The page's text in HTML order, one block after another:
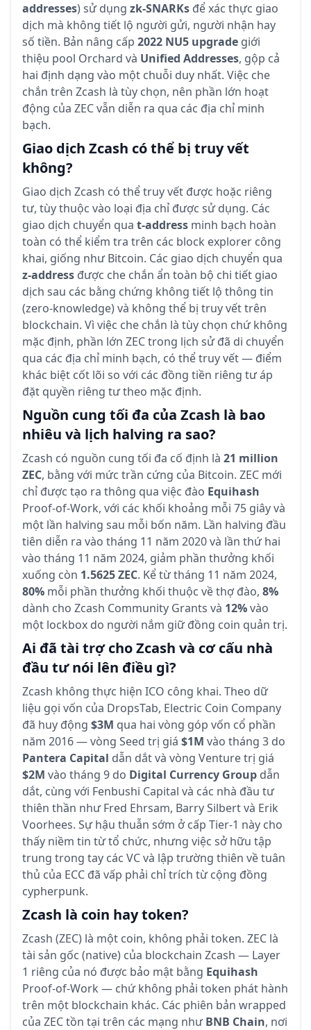
addresses) sử dụng zk-SNARKs để xác thực giao
dịch mà không tiết lộ người gửi, người nhận hay
số tiền. Bản nâng cấp 2022 NU5 upgrade giới
thiệu pool Orchard và Unified Addresses, gộp cả
hai định dạng vào một chuỗi duy nhất. Việc che
chắn trên Zcash là tùy chọn, nên phần lớn hoạt
động của ZEC vẫn diễn ra qua các địa chỉ minh
bạch.
Giao dịch Zcash có thể bị truy vết
không?
Giao dịch Zcash có thể truy vết được hoặc riêng
tư, tùy thuộc vào loại địa chỉ được sử dụng. Các
giao dịch chuyển qua t-address minh bạch hoàn
toàn có thể kiểm tra trên các block explorer công
khai, giống như Bitcoin. Các giao dịch chuyển qua
z-address được che chắn ẩn toàn bộ chi tiết giao
dịch sau các bằng chứng không tiết lộ thông tin
(zero-knowledge) và không thể bị truy vết trên
blockchain. Vì việc che chắn là tùy chọn chứ không
mặc định, phần lớn ZEC trong lịch sử đã di chuyển
qua các địa chỉ minh bạch, có thể truy vết — điểm
khác biệt cốt lõi so với các đồng tiền riêng tư áp
đặt quyền riêng tư theo mặc định.
Nguồn cung tối đa của Zcash là bao
nhiêu và lịch halving ra sao?
Zcash có nguồn cung tối đa cố định là 21 million
ZEC, bằng với mức trần cứng của Bitcoin. ZEC mới
chỉ được tạo ra thông qua việc đào Equihash
Proof-of-Work, với các khối khoảng mỗi 75 giây và
một lần halving sau mỗi bốn năm. Lần halving đầu
tiên diễn ra vào tháng 11 năm 2020 và lần thứ hai
vào tháng 11 năm 2024, giảm phần thưởng khối
xuống còn 1.5625 ZEC. Kể từ tháng 11 năm 2024,
80% mỗi phần thưởng khối thuộc về thợ đào, 8%
dành cho Zcash Community Grants và 12%vào
một lockbox do người nắm giữ đồng coin quản trị.
Ai đã tài trợ cho Zcash và cơ cấu nhà
đầu tư nói lên điều gì?
Zcash không thực hiện ICO công khai. Theo dữ
liệu gọi vốn của DropsTab, Electric Coin Company
đã huy động $3M qua hai vòng góp vốn cổ phần
năm 2016 — vòng Seed trị giá $1M vào tháng 3 do
Pantera Capital dẫn dắt và vòng Venture trị giá
$2M vào tháng 9 do Digital Currency Group dẫn
dắt, cùng với Fenbushi Capital và các nhà đầu tư
thiên thần như Fred Ehrsam, Barry Silbert và Erik
Voorhees. Sự hậu thuẫn sớm ở cấp Tier-1 này cho
thấy niềm tin từ tổ chức, nhưng việc sở hữu tập
trung trong tay các VC và lập trường thiên về tuân
thủ của ECC đã vấp phải chỉ trích từ cộng đồng
cypherpunk.
Zcash là coin hay token?
Zcash (ZEC) là một coin, không phải token. ZEC là
tài sản gốc (native) của blockchain Zcash — Layer
1 riêng của nó được bảo mật bằng Equihash
Proof-of-Work — chứ không phải token phát hành
trên một blockchain khác. Các phiên bản wrapped
của ZEC tồn tại trên các mạng nhưBNB Chain, nơi